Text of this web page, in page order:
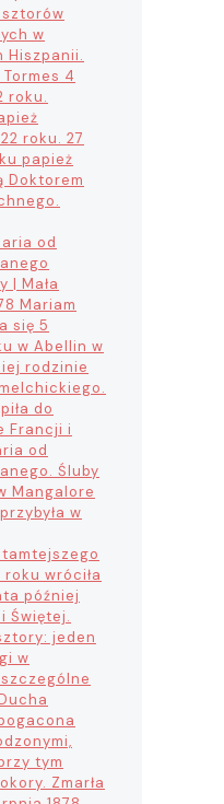
w
Hiszpanii.
Tormes 4
roku.
roku. 27
papież
Doktorem
od
| Mała
Mariam
się 5
w Abellin w
rodzinie
do
Francji i
od
Śluby
Mangalore
w
wróciła
później
Świętej.
jeden
w
tym
Zmarła